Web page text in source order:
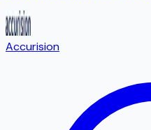
Accurision